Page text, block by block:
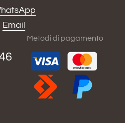
Email
Metodi di pagamento